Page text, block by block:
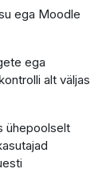
ega Moodle
ega
alt väljas
ühepoolselt